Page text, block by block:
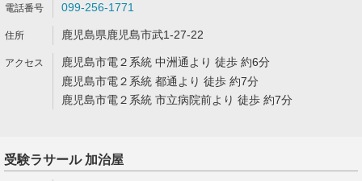
099-256-1771
鹿児島県鹿児島市武1-27-22
鹿児島市電２系統 中洲通より 徒歩 約6分
鹿児島市電２系統 都通より 徒歩 約7分
鹿児島市電２系統 市立病院前より 徒歩 約7分
受験ラサール 加治屋